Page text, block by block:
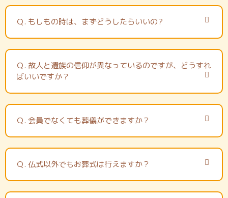
Ｑ. もしもの時は、まずどうしたらいいの?
Ｑ. 故人と遺族の信仰が異なっているのですが、どうすれ
ばいいですか？
Ｑ. 会員でなくても葬儀ができますか？
Ｑ. 仏式以外でもお葬式は行えますか？